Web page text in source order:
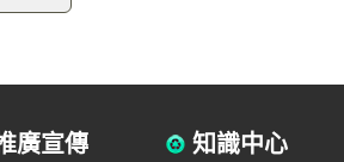
廣宣傳 知識中心